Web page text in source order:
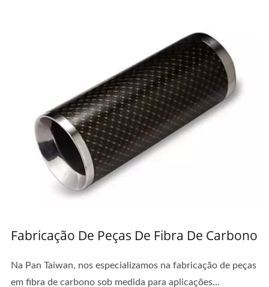
Fabricação De Peças De Fibra De Carbono
Na Pan Taiwan, nos especializamos na fabricação de peças
em fibra de carbono sob medida para aplicações...